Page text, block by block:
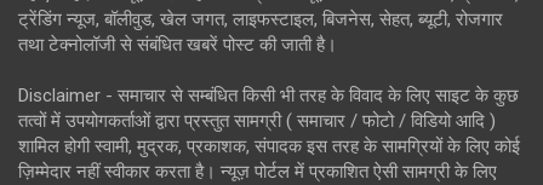
ट्रेंडिंग न्यूज, बॉलीवुड, खेल जगत, लाइफस्टाइल, बिजनेस, सेहत, ब्यूटी, रोजगार
तथा टेक्नोलॉजी से संबंधित खबरें पोस्ट की जाती है।
Disclaimer - समाचार से सम्बंधित किसी भी तरह के विवाद के लिए साइट के कुछ
तत्वों में उपयोगकर्ताओं द्वारा प्रस्तुत सामग्री ( समाचार / फोटो / विडियो आदि )
शामिल होगी स्वामी, मुद्रक, प्रकाशक, संपादक इस तरह के सामग्रियों के लिए कोई
ज़िम्मेदार नहीं स्वीकार करता है। न्यूज़ पोर्टल में प्रकाशित ऐसी सामग्री के लिए